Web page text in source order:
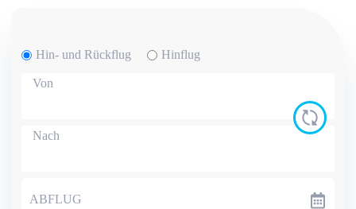
Hin- und Rückflug Hinflug
Von
Nach
ABFLUG